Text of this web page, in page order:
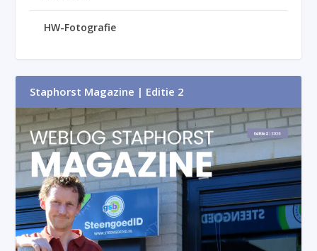
HW-Fotografie
Staphorst Magazine | Editie 2